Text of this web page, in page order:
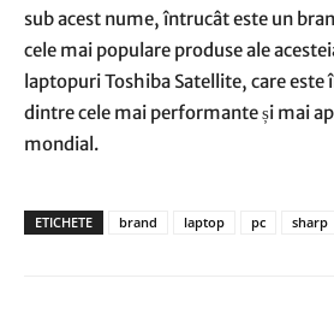
sub acest nume, întrucât este un
cele mai populare produse ale
laptopuri Toshiba Satellite, care este
dintre cele mai performante și mai
mondial.
ETICHETE brand laptop pc sharp